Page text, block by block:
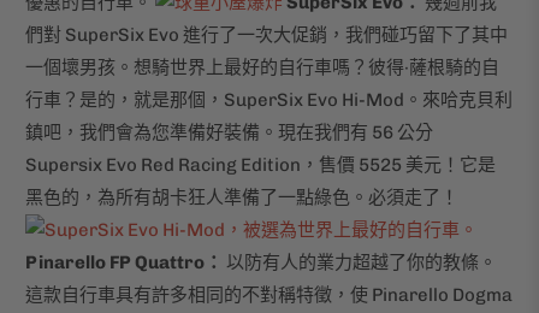
們對 SuperSix Evo 進行了一次大促銷，我們碰巧留下了其中
一個壞男孩。想騎世界上最好的自行車嗎？彼得·薩根騎的自
行車？是的，就是那個，SuperSix Evo Hi-Mod。來哈克貝利
鎮吧，我們會為您準備好裝備。現在我們有 56 公分
Supersix Evo Red Racing Edition，售價 5525 美元！它是
黑色的，為所有胡卡狂人準備了一點綠色。必須走了！
Pinarello FP Quattro： 以防有人的業力超越了你的教條。
這款自行車具有許多相同的不對稱特徵，使 Pinarello Dogma